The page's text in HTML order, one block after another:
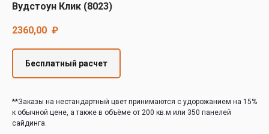
Вудстоун Клик (8023)
2360,00 ₽
Бесплатный расчет
**Заказы на нестандартный цвет принимаются с удорожанием на 15%
к обычной цене, а также в объёме от 200 кв.м или 350 панелей
сайдинга.